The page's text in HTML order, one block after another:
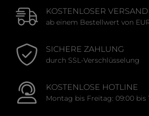
KOSTENLOSER VERSAND
ab einem Bestellwert von
SICHERE ZAHLUNG
durch SSL-Verschlüsselung
KOSTENLOSE HOTLINE
Montag bis Freitag: 09:00 bis